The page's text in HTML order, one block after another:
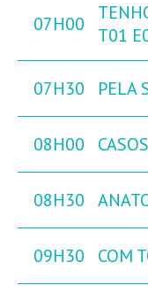
07H00
T01
07H30 PELA
08H00
08H30
09H30 COM